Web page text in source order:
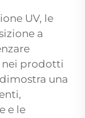
UV, le
a
nei prodotti
una
e le